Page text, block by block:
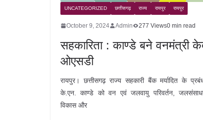
UNCATEGORIZED छत्तीसगढ़ राज्य रायपुर रायपुर
October 9, 2024 Admin 277 Views0 min read
सहकारिता : काण्डे बने वनमंत्री
ओएसडी
रायपुर। छत्तीसगढ़ राज्य सहकारी बैंक मर्यादित के
के.एन. काण्डे को वन एवं जलवायु परिवर्तन,
विकास और